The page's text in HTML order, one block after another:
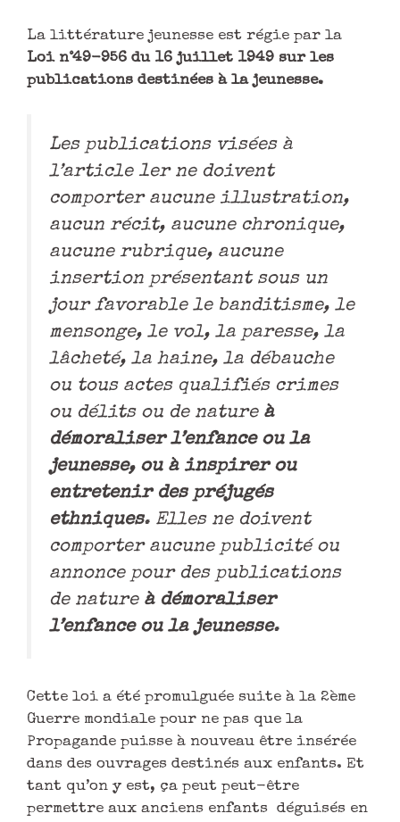
La littérature jeunesse est régie par la
Loi n°49-956 du 16 juillet 1949 sur les
publications destinées à la jeunesse.
Les publications visées à
l’article 1er ne doivent
comporter aucune illustration,
aucun récit, aucune chronique,
aucune rubrique, aucune
insertion présentant sous un
jour favorable le banditisme, le
mensonge, le vol, la paresse, la
lâcheté, la haine, la débauche
ou tous actes qualifiés crimes
ou délits ou de nature à
démoraliser l’enfance ou la
jeunesse, ou à inspirer ou
entretenir des préjugés
ethniques. Elles ne doivent
comporter aucune publicité ou
annonce pour des publications
de natureà démoraliser
l’enfance ou la jeunesse.
Cette loi a été promulguée suite à la 2ème
Guerre mondiale pour ne pas que la
Propagande puisse à nouveau être insérée
dans des ouvrages destinés aux enfants. Et
tant qu’on y est, ça peut peut-être
permettre aux anciens enfants déguisés en